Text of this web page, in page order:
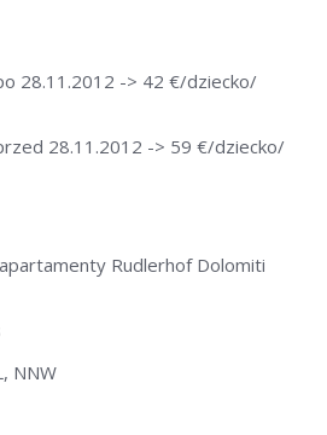
28.11.2012 -> 42 €/dziecko/
28.11.2012 -> 59 €/dziecko/
Rudlerhof Dolomiti
NNW